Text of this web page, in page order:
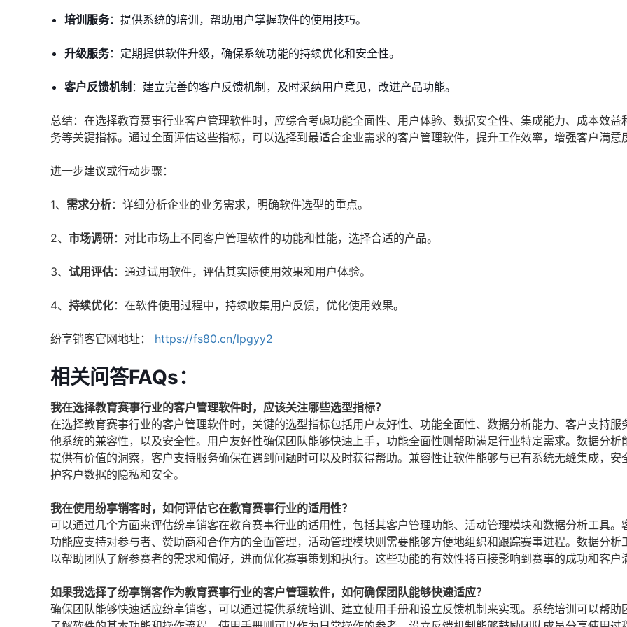
培训服务：提供系统的培训，帮助用户掌握软件的使用技巧。
升级服务：定期提供软件升级，确保系统功能的持续优化和安全性。
客户反馈机制 ：建立完善的客户反馈机制，及时采纳用户意见，改进产品功能。
总结：在选择教育赛事行业客户管理软件时，应综合考虑功能全面性、用户体验、数据安全性、集成能力、成本效益
务等关键指标。通过全面评估这些指标，可以选择到最适合企业需求的客户管理软件，提升工作效率，增强客户满意
进一步建议或行动步骤：
1、 需求分析：详细分析企业的业务需求，明确软件选型的重点。
2、 市场调研：对比市场上不同客户管理软件的功能和性能，选择合适的产品。
3、 试用评估：通过试用软件，评估其实际使用效果和用户体验。
4、 持续优化：在软件使用过程中，持续收集用户反馈，优化使用效果。
纷享销客官网地址： https://fs80.cn/lpgyy2
相关问答FAQs：
我在选择教育赛事行业的客户管理软件时，应该关注哪些选型指标？
在选择教育赛事行业的客户管理软件时，关键的选型指标包括用户友好性、功能全面性、数据分析能力、客户支持服
他系统的兼容性，以及安全性。用户友好性确保团队能够快速上手，功能全面性则帮助满足行业特定需求。数据分析
提供有价值的洞察，客户支持服务确保在遇到问题时可以及时获得帮助。兼容性让软件能够与已有系统无缝集成，安
护客户数据的隐私和安全。
我在使用纷享销客时，如何评估它在教育赛事行业的适用性？
可以通过几个方面来评估纷享销客在教育赛事行业的适用性，包括其客户管理功能、活动管理模块和数据分析工具。
功能应支持对参与者、赞助商和合作方的全面管理，活动管理模块则需要能够方便地组织和跟踪赛事进程。数据分析
以帮助团队了解参赛者的需求和偏好，进而优化赛事策划和执行。这些功能的有效性将直接影响到赛事的成功和客户
如果我选择了纷享销客作为教育赛事行业的客户管理软件，如何确保团队能够快速适应？
确保团队能够快速适应纷享销客，可以通过提供系统培训、建立使用手册和设立反馈机制来实现。系统培训可以帮助